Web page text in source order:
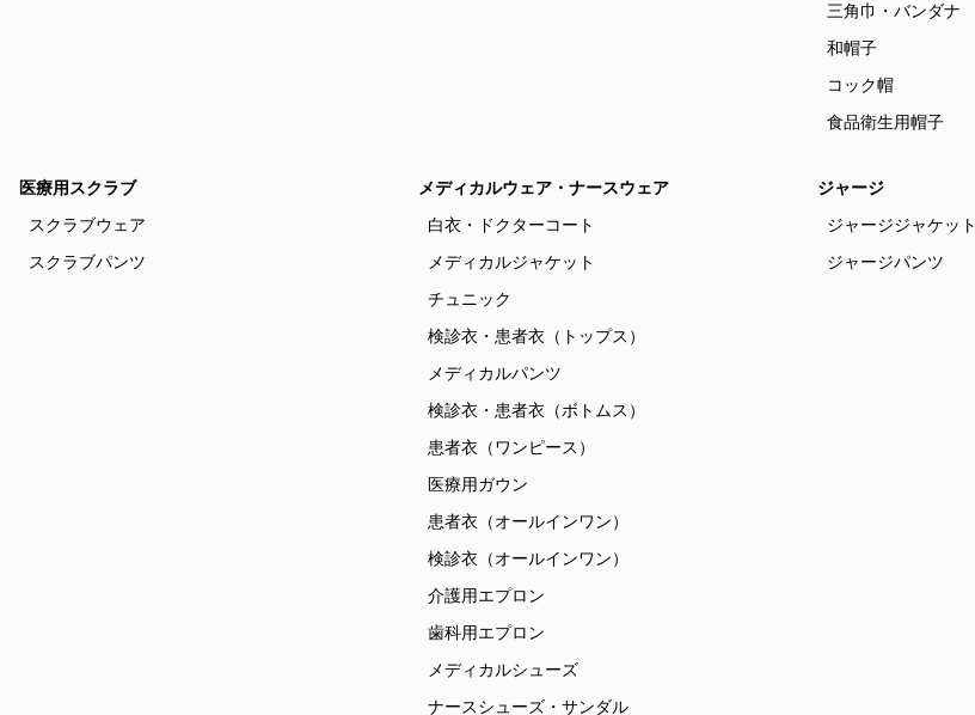
三角巾・バンダナ
和帽子
コック帽
食品衛生用帽子
医療用スクラブ
スクラブウェア
スクラブパンツ
メディカルウェア・ナースウェア
白衣・ドクターコート
メディカルジャケット
チュニック
検診衣・患者衣（トップス）
メディカルパンツ
検診衣・患者衣（ボトムス）
患者衣（ワンピース）
医療用ガウン
患者衣（オールインワン）
検診衣（オールインワン）
介護用エプロン
歯科用エプロン
メディカルシューズ
ナースシューズ・サンダル
ジャージ
ジャージジャケット
ジャージパンツ